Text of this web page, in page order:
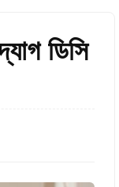
ডিসি